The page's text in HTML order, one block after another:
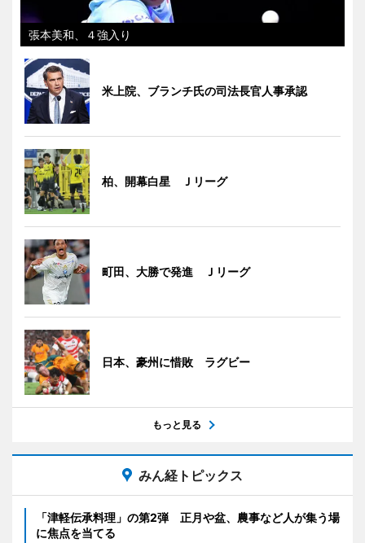
張本美和、４強入り
米上院、ブランチ氏の司法長官人事承認
柏、開幕白星 Ｊリーグ
町田、大勝で発進 Ｊリーグ
日本、豪州に惜敗 ラグビー
もっと見る
みん経トピックス
「津軽伝承料理」の第2弾 正月や盆、農事など人が集う場
に焦点を当てる